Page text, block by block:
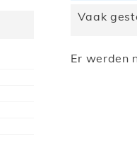
Vaak
Er werden